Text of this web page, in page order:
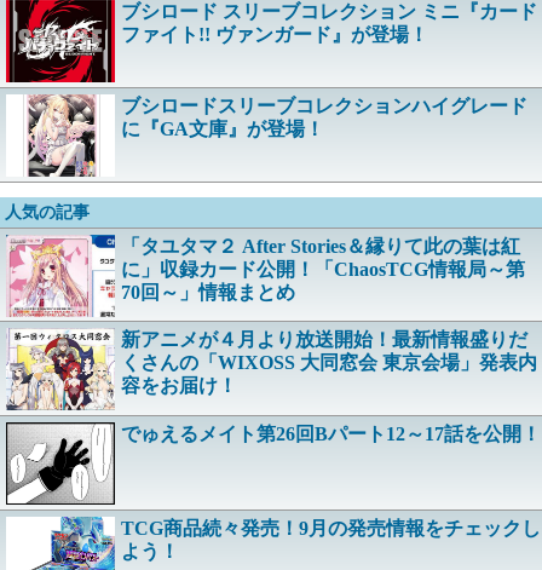
ブシロード スリーブコレクション ミニ『カード
ファイト!! ヴァンガード』が登場！
ブシロードスリーブコレクションハイグレード
に『GA文庫』が登場！
人気の記事
「タユタマ２ After Stories＆縁りて此の葉は紅
に」収録カード公開！「ChaosTCG情報局～第
70回～」情報まとめ
新アニメが４月より放送開始！最新情報盛りだ
くさんの「WIXOSS 大同窓会 東京会場」発表内
容をお届け！
でゅえるメイト第26回Bパート12～17話を公開！
TCG商品続々発売！9月の発売情報をチェックし
よう！